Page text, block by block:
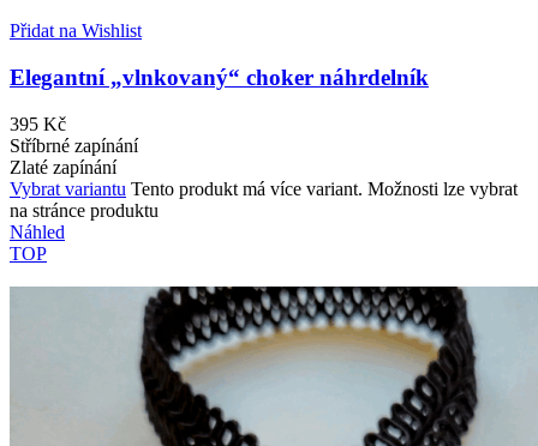
Přidat na Wishlist
Elegantní „vlnkovaný“ choker náhrdelník
395 Kč
Stříbrné zapínání
Zlaté zapínání
Vybrat variantu Tento produkt má více variant. Možnosti lze vybrat
na stránce produktu
Náhled
TOP